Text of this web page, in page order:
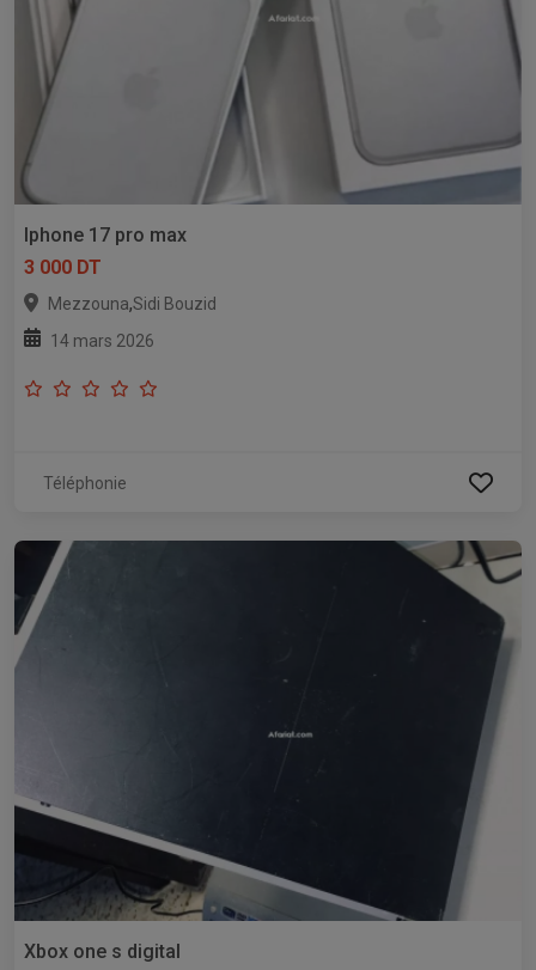
Iphone 17 pro max
3 000 DT
Mezzouna,Sidi Bouzid
14 mars 2026
Téléphonie
Xbox one s digital